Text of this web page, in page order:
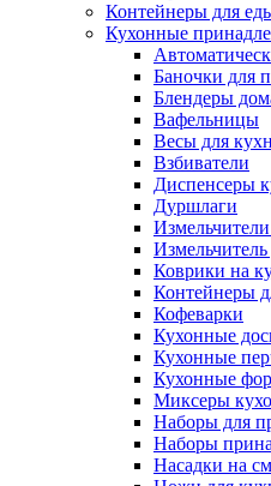
Контейнеры для
Кухонные
Баночки для
Блендеры
Вафельницы
Весы для
Взбиватели
Диспенсеры
Дуршлаги
Коврики на
Контейнеры
Кофеварки
Кухонные
Кухонные
Кухонные
Миксеры
Наборы для
Наборы
Насадки на